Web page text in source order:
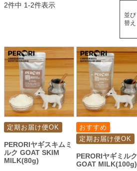
並び
替え
2件中 1-2件表示
定期お届け便OK
PERORIヤギスキムミ
ルク GOAT SKIM
MILK(80g)
おすすめ
定期お届け便OK
PERORIヤギミルク
GOAT MILK(100g)